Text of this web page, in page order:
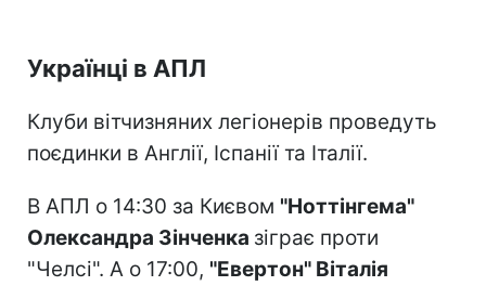
Українці в АПЛ
Клуби вітчизняних легіонерів проведуть
поєдинки в Англії, Іспанії та Італії.
В АПЛ о 14:30 за Києвом "Ноттінгема"
Олександра Зінченка зіграє проти
"Челсі". А о 17:00, "Евертон" Віталія